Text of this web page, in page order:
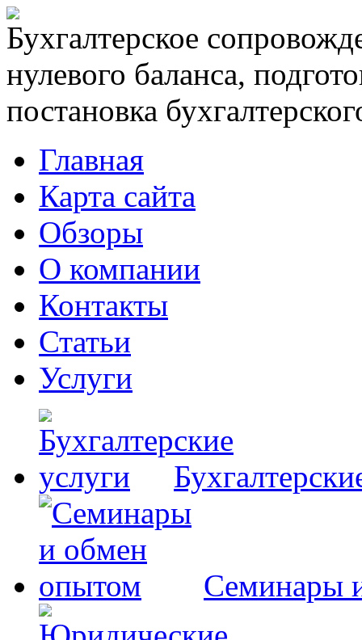
Бухгалтерское
нулевого баланса,
постановка
Главная
Карта сайта
Обзоры
О компании
Контакты
Статьи
Услуги
Семинары